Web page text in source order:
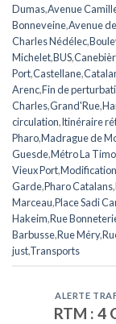
Dumas,Avenue
Bonneveine,Avenue
Charles Nédélec,
Michelet,BUS,
Port,Castellane,
Arenc,Fin de
Charles,Grand'Rue,
circulation,Itinéraire
Pharo,Madrague de
Guesde,Métro La
Vieux Port,
Garde,Pharo Catalans,
Marceau,Place Sadi
Hakeim,Rue
Barbusse,Rue Méry,
just,Transports
ALERTE
RTM : 4